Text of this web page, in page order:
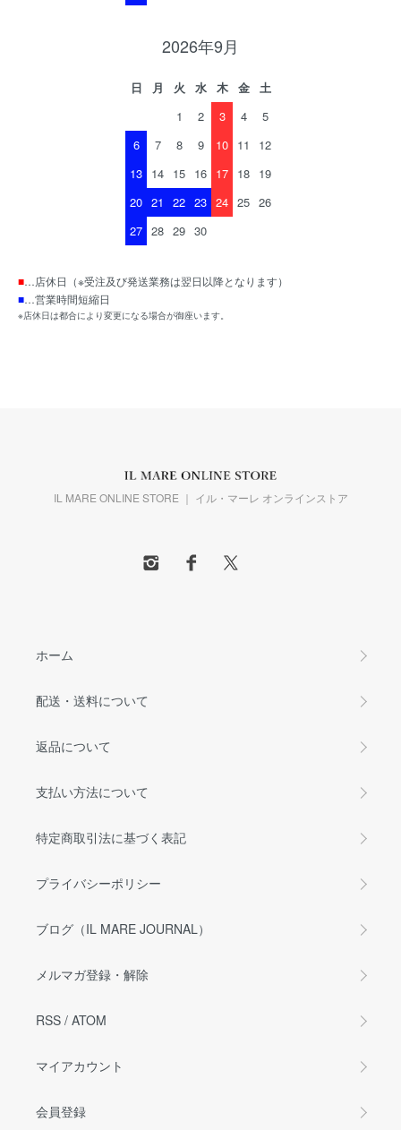
2026年9月
日 月 火 水 木 金
土
1
2 3 4
5
6
7 8 9 10 11
12
13 14 15 16 17 18 19
20 21 22 23 24 25 26
27 28 29 30
■…店休日（※受注及び発送業務は翌日以降となります）
■…営業時間短縮日
※店休日は都合により変更になる場合が御座います。
IL MARE ONLINE STORE ｜ イル・マーレ オンラインストア
ホーム
配送・送料について
返品について
支払い方法について
特定商取引法に基づく表記
プライバシーポリシー
ブログ（IL MARE JOURNAL）
メルマガ登録・解除
RSS / ATOM
マイアカウント
会員登録